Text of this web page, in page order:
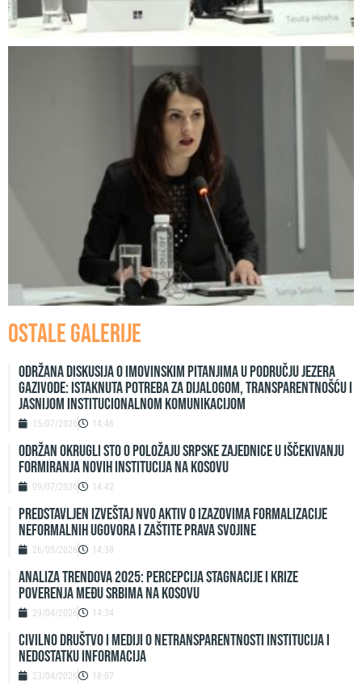
Ostale galerije
Održana diskusija o imovinskim pitanjima u području jezera
Gazivode: Istaknuta potreba za dijalogom, transparentnošću i
jasnijom institucionalnom komunikacijom
15/07/2026 14:46
ODRŽAN OKRUGLI STO O POLOŽAJU SRPSKE ZAJEDNICE U IŠČEKIVANJU
FORMIRANJA NOVIH INSTITUCIJA NA KOSOVU
09/07/2026 14:42
Predstavljen izveštaj NVO Aktiv o izazovima formalizacije
neformalnih ugovora i zaštite prava svojine
26/05/2026 14:38
ANALIZA TRENDOVA 2025: PERCEPCIJA STAGNACIJE I KRIZE
POVERENJA MEĐU SRBIMA NA KOSOVU
29/04/2026 14:34
Civilno društvo i mediji o netransparentnosti institucija i
nedostatku informacija
23/04/2026 18:07